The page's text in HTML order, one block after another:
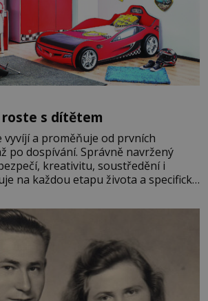
s dítětem
vyvíjí a proměňuje od prvních
po dospívání. Správně navržený
kreativitu, soustředění i
na každou etapu života a specifické
proto by pokoj miminka měl působit
útulně. Předškolní věk je